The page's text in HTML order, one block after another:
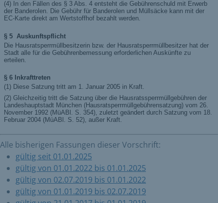
Alle bisherigen Fassungen dieser Vorschrift:
gültig seit 01.01.2025
gültig von 01.01.2022 bis 01.01.2025
gültig von 02.07.2019 bis 01.01.2022
gültig von 01.01.2019 bis 02.07.2019